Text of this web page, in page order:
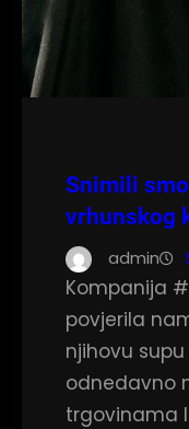
Snimili
vrhunskog
admin
Kompanija
povjerila
njihovu
odnedavno
trgovinama